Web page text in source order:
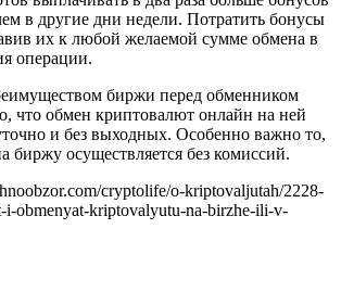
в другие дни недели. Потратить бонусы
их к любой желаемой сумме обмена в
операции.
биржи перед обменником
что обмен криптовалют онлайн на ней
и без выходных. Особенно важно то,
биржу осуществляется без комиссий.
cryptolife/o-kriptovaljutah/2228-
i-obmenyat-kriptovalyutu-na-birzhe-ili-v-